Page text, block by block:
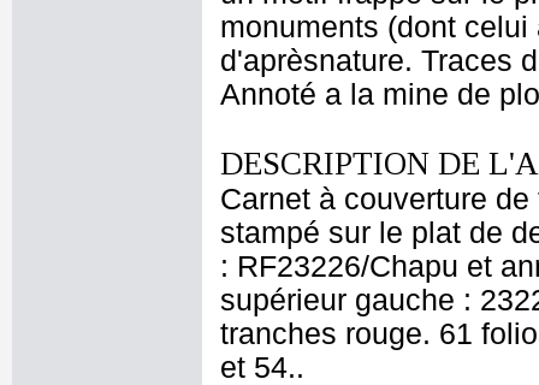
monuments (dont
d'aprèsnature. Traces
Annoté a la mine de
DESCRIPTION DE
Carnet à couverture
stampé sur le plat de
: RF23226/Chapu et
supérieur gauche :
tranches rouge. 61
et 54..